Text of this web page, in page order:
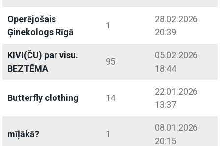
Operējošais
Ģinekologs Rīgā
1
28.02.2026
20:39
KIVI(ČU) par visu.
BEZTĒMA
95
05.02.2026
18:44
Butterfly clothing 14
22.01.2026
13:37
mīļākā? 1
08.01.2026
20:15